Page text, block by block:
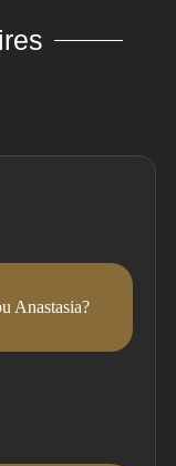
Anastasia?